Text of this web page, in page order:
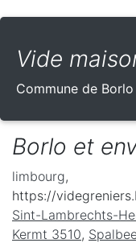
Vide
Commune de Borlo
Borlo et
limbourg,
https://
Sint-Lambrechts-
Kermt 3510,